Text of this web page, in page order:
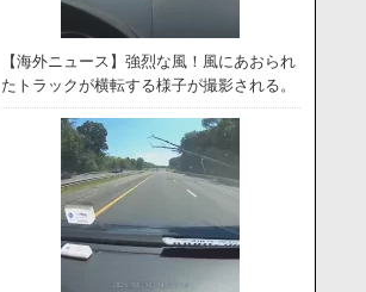
【海外ニュース】強烈な風！風にあおられ
たトラックが横転する様子が撮影される。